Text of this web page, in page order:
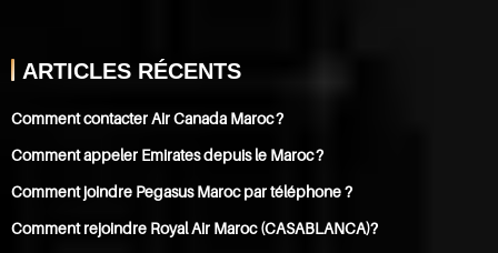
ARTICLES RÉCENTS
Comment contacter Air Canada Maroc ?
Comment appeler Emirates depuis le Maroc ?
Comment joindre Pegasus Maroc par téléphone ?
Comment rejoindre Royal Air Maroc (CASABLANCA)?